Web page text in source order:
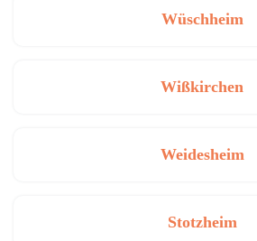
Wüschheim
Wißkirchen
Weidesheim
Stotzheim